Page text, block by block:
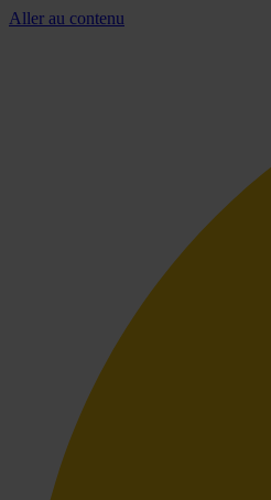
Aller au contenu